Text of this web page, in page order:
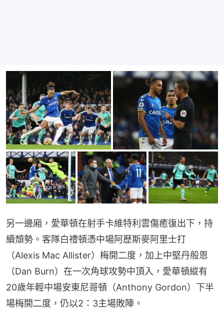
另一邊廂，愛華頓在射手卡維特利雲傷癒復出下，持
續頹勢。客隊白禮頓憑中場阿歷斯麥阿里士打
（Alexis Mac Allister）梅開二度，加上中堅丹般恩
（Dan Burn）在一次角球攻勢中頂入，愛華頓縱有
20歲年輕中場安東尼哥頓（Anthony Gordon）下半
場梅開二度，仍以2：3主場敗陣。